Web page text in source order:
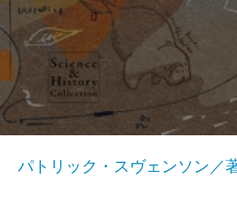
パトリック・スヴェンソン／